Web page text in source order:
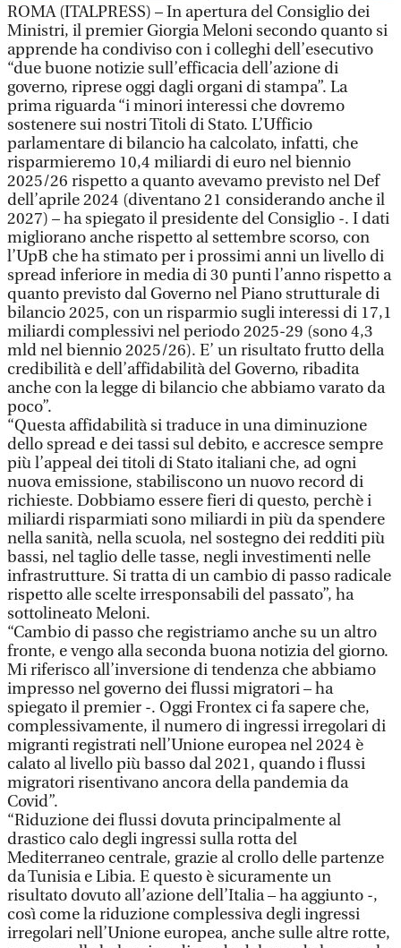
ROMA (ITALPRESS) – In apertura del Consiglio dei
Ministri, il premier Giorgia Meloni secondo quanto si
apprende ha condiviso con i colleghi dell’esecutivo
“due buone notizie sull’efficacia dell’azione di
governo, riprese oggi dagli organi di stampa”. La
prima riguarda “i minori interessi che dovremo
sostenere sui nostri Titoli di Stato. L’Ufficio
parlamentare di bilancio ha calcolato, infatti, che
risparmieremo 10,4 miliardi di euro nel biennio
2025/26 rispetto a quanto avevamo previsto nel Def
dell’aprile 2024 (diventano 21 considerando anche il
2027) – ha spiegato il presidente del Consiglio -. I dati
migliorano anche rispetto al settembre scorso, con
l’UpB che ha stimato per i prossimi anni un livello di
spread inferiore in media di 30 punti l’anno rispetto a
quanto previsto dal Governo nel Piano strutturale di
bilancio 2025, con un risparmio sugli interessi di 17,1
miliardi complessivi nel periodo 2025-29 (sono 4,3
mld nel biennio 2025/26). E’ un risultato frutto della
credibilità e dell’affidabilità del Governo, ribadita
anche con la legge di bilancio che abbiamo varato da
poco”.
“Questa affidabilità si traduce in una diminuzione
dello spread e dei tassi sul debito, e accresce sempre
più l’appeal dei titoli di Stato italiani che, ad ogni
nuova emissione, stabiliscono un nuovo record di
richieste. Dobbiamo essere fieri di questo, perchè i
miliardi risparmiati sono miliardi in più da spendere
nella sanità, nella scuola, nel sostegno dei redditi più
bassi, nel taglio delle tasse, negli investimenti nelle
infrastrutture. Si tratta di un cambio di passo radicale
rispetto alle scelte irresponsabili del passato”, ha
sottolineato Meloni.
“Cambio di passo che registriamo anche su un altro
fronte, e vengo alla seconda buona notizia del giorno.
Mi riferisco all’inversione di tendenza che abbiamo
impresso nel governo dei flussi migratori – ha
spiegato il premier -. Oggi Frontex ci fa sapere che,
complessivamente, il numero di ingressi irregolari di
migranti registrati nell’Unione europea nel 2024 è
calato al livello più basso dal 2021, quando i flussi
migratori risentivano ancora della pandemia da
Covid”.
“Riduzione dei flussi dovuta principalmente al
drastico calo degli ingressi sulla rotta del
Mediterraneo centrale, grazie al crollo delle partenze
da Tunisia e Libia. E questo è sicuramente un
risultato dovuto all’azione dell’Italia – ha aggiunto -,
così come la riduzione complessiva degli ingressi
irregolari nell’Unione europea, anche sulle altre rotte,